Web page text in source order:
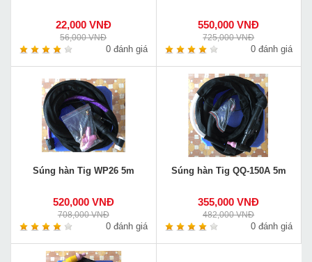
22,000 VNĐ
56,000 VNĐ
0 đánh giá
550,000 VNĐ
725,000 VNĐ
0 đánh giá
Súng hàn Tig WP26 5m
520,000 VNĐ
708,000 VNĐ
0 đánh giá
Súng hàn Tig QQ-150A 5m
355,000 VNĐ
482,000 VNĐ
0 đánh giá